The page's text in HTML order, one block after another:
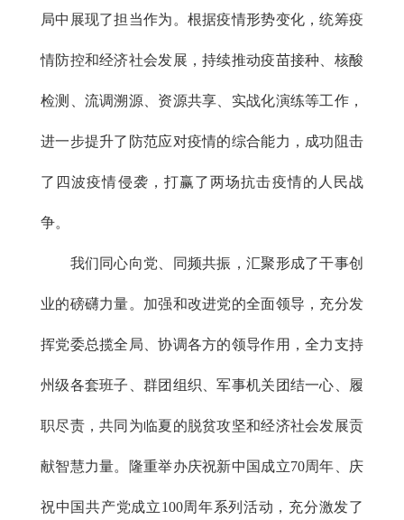
局中展现了担当作为。根据疫情形势变化，统筹疫
情防控和经济社会发展，持续推动疫苗接种、核酸
检测、流调溯源、资源共享、实战化演练等工作，
进一步提升了防范应对疫情的综合能力，成功阻击
了四波疫情侵袭，打赢了两场抗击疫情的人民战
争。
我们同心向党、同频共振，汇聚形成了干事创
业的磅礴力量。加强和改进党的全面领导，充分发
挥党委总揽全局、协调各方的领导作用，全力支持
州级各套班子、群团组织、军事机关团结一心、履
职尽责，共同为临夏的脱贫攻坚和经济社会发展贡
献智慧力量。隆重举办庆祝新中国成立70周年、庆
祝中国共产党成立100周年系列活动，充分激发了